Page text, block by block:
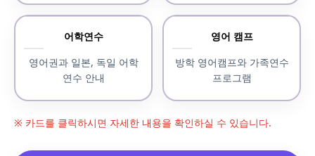
어학연수
영어권과 일본, 독일 어학
연수 안내
영어 캠프
방학 영어캠프와 가족연수
프로그램
※ 카드를 클릭하시면 자세한 내용을 확인하실 수 있습니다.